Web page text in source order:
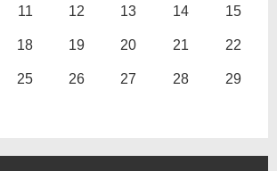
11 12 13 14 15
18 19 20 21 22
25 26 27 28 29